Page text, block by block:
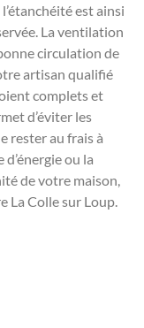
est ainsi
La ventilation
circulation de
artisan qualifié
complets et
d’éviter les
rester au frais à
d’énergie ou la
de votre maison,
Colle sur Loup.